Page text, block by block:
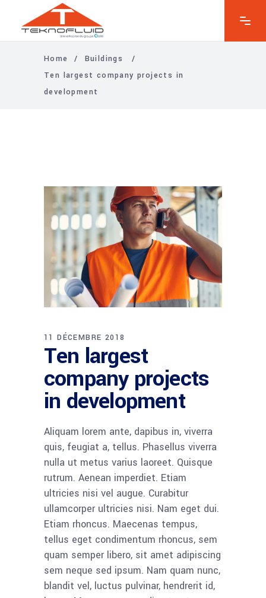
Home / Buildings
/
Ten largest company projects in
development
11 DÉCEMBRE 2018
Ten largest
company projects
in development
Aliquam lorem ante, dapibus in, viverra
quis, feugiat a, tellus. Phasellus viverra
nulla ut metus varius laoreet. Quisque
rutrum. Aenean imperdiet. Etiam
ultricies nisi vel augue. Curabitur
ullamcorper ultricies nisi. Nam eget dui.
Etiam rhoncus. Maecenas tempus,
tellus eget condimentum rhoncus, sem
quam semper libero, sit amet adipiscing
sem neque sed ipsum. Nam quam nunc,
blandit vel, luctus pulvinar, hendrerit id,